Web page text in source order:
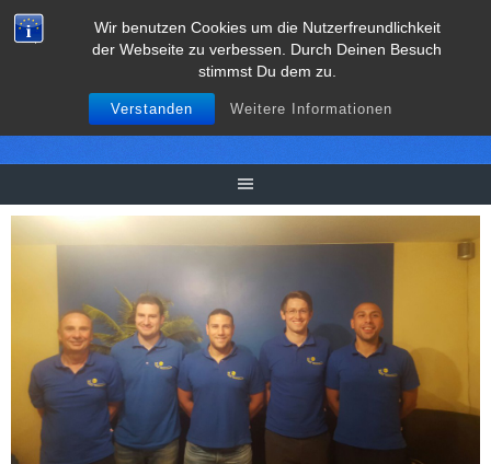
Wir benutzen Cookies um die Nutzerfreundlichkeit
der Webseite zu verbessen. Durch Deinen Besuch
stimmst Du dem zu.
Verstanden Weitere Informationen
Springe
zum